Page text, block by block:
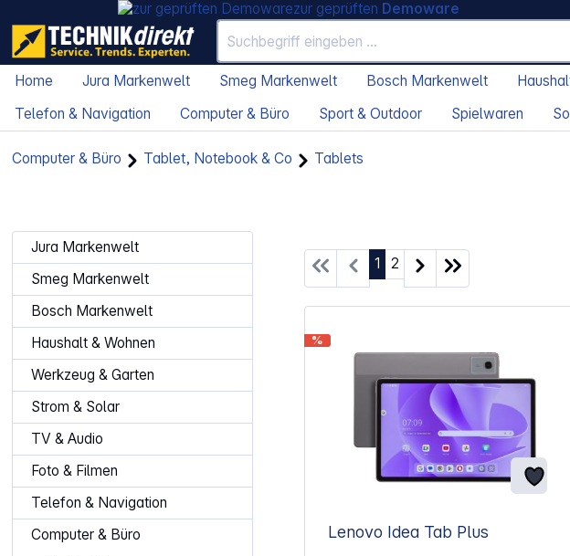
zur geprüften Demoware
Home Jura Markenwelt Smeg Markenwelt Bosch Markenwelt
Telefon & Navigation
Computer & Büro Sport & Outdoor Spielwaren
Computer & Büro Tablet, Notebook & Co Tablets
Jura Markenwelt
Smeg Markenwelt
Bosch Markenwelt
Haushalt & Wohnen
Werkzeug & Garten
Strom & Solar
TV & Audio
Foto & Filmen
Telefon & Navigation
Computer & Büro
Seite
1 Seite
2
%
Lenovo Idea Tab Plus